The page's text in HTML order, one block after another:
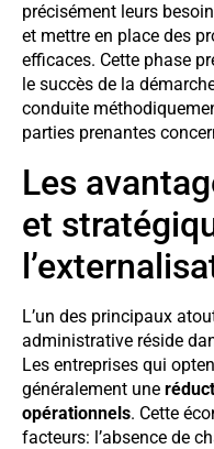
précisément leurs
et mettre en place des
efficaces. Cette phase
le succès de la
conduite
parties prenantes
Les
et
L’un des principaux
administrative réside
Les entreprises qui
généralement une
opérationnels. Cette
facteurs: l’absence de